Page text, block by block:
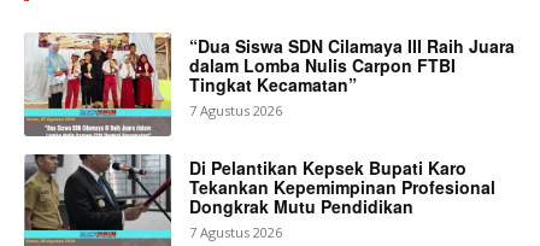
“Dua Siswa SDN Cilamaya III Raih Juara
dalam Lomba Nulis Carpon FTBI
Tingkat Kecamatan”
7 Agustus 2026
Di Pelantikan Kepsek Bupati Karo
Tekankan Kepemimpinan Profesional
Dongkrak Mutu Pendidikan
7 Agustus 2026